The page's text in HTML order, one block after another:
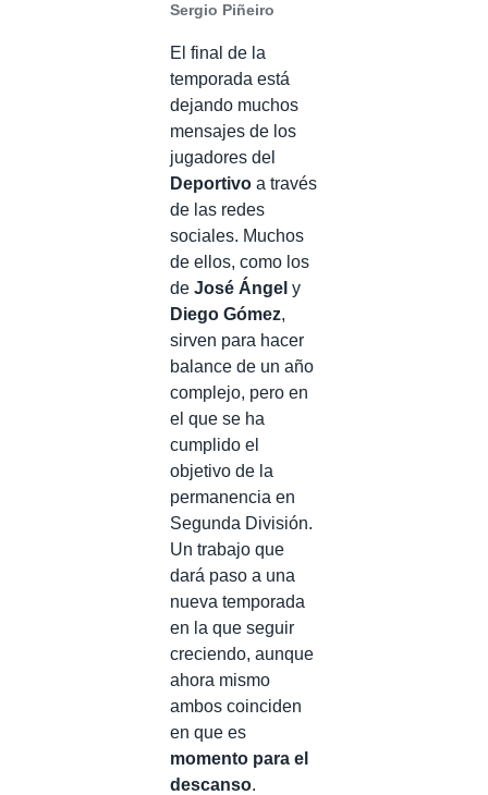
Sergio Piñeiro
El final de la
temporada está
dejando muchos
mensajes de los
jugadores del
Deportivo a través
de las redes
sociales. Muchos
de ellos, como los
de José Ángel y
Diego Gómez,
sirven para hacer
balance de un año
complejo, pero en
el que se ha
cumplido el
objetivo de la
permanencia en
Segunda División.
Un trabajo que
dará paso a una
nueva temporada
en la que seguir
creciendo, aunque
ahora mismo
ambos coinciden
en que es
momento para el
descanso.